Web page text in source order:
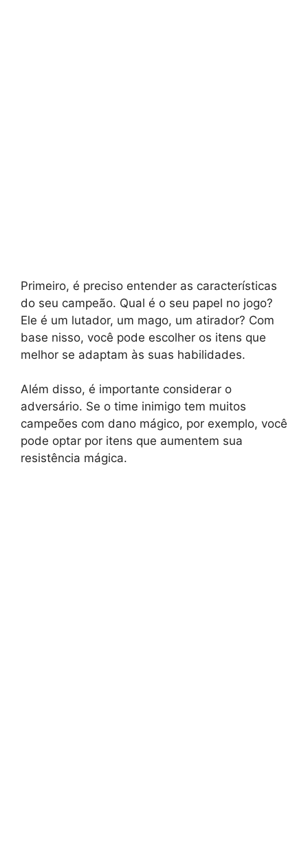
Primeiro, é preciso entender as características
do seu campeão. Qual é o seu papel no jogo?
Ele é um lutador, um mago, um atirador? Com
base nisso, você pode escolher os itens que
melhor se adaptam às suas habilidades.
Além disso, é importante considerar o
adversário. Se o time inimigo tem muitos
campeões com dano mágico, por exemplo, você
pode optar por itens que aumentem sua
resistência mágica.